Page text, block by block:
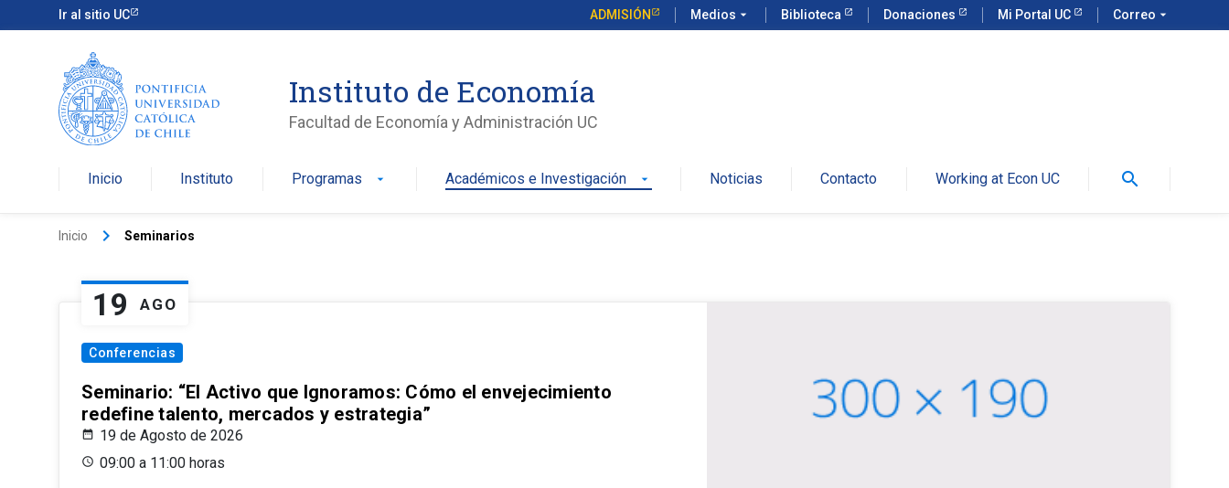
Ir al sitio UC ADMISIÓN Medios arrow_drop_down Biblioteca Donaciones Mi Portal UC Correo arrow_drop_down
Instituto de Economía
Facultad de Economía y Administración UC
Inicio Instituto Programas arrow_drop_down Académicos e Investigación arrow_drop_down Noticias Contacto Working at Econ UC search
Inicio keyboard_arrow_right Seminarios
19 AGO
Conferencias
Seminario: “El Activo que Ignoramos: Cómo el envejecimiento
redefine talento, mercados y estrategia”
19 de Agosto de 2026
09:00 a 11:00 horas